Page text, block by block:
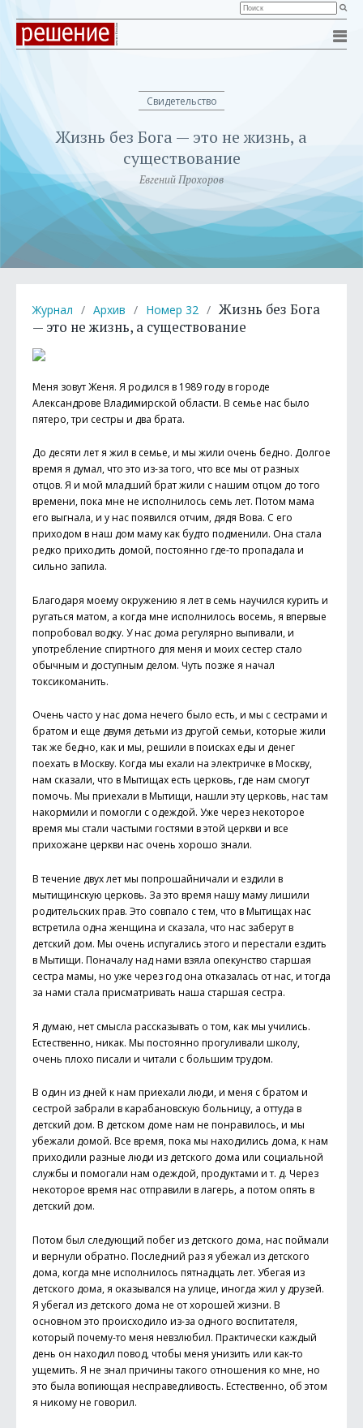
Свидетельство
Жизнь без Бога — это не жизнь, а
существование
Евгений Прохоров
Журнал / Архив / Номер 32 / Жизнь без Бога
— это не жизнь, а существование
Меня зовут Женя. Я родился в 1989 году в городе
Александрове Владимирской области. В семье нас было
пятеро, три сестры и два брата.
До десяти лет я жил в семье, и мы жили очень бедно. Долгое
время я думал, что это из-за того, что все мы от разных
отцов. Я и мой младший брат жили с нашим отцом до того
времени, пока мне не исполнилось семь лет. Потом мама
его выгнала, и у нас появился отчим, дядя Вова. C его
приходом в наш дом маму как будто подменили. Она стала
редко приходить домой, постоянно где-то пропадала и
сильно запила.
Благодаря моему окружению я лет в семь научился курить и
ругаться матом, а когда мне исполнилось восемь, я впервые
попробовал водку. У нас дома регулярно выпивали, и
употребление спиртного для меня и моих сестер стало
обычным и доступным делом. Чуть позже я начал
токсикоманить.
Очень часто у нас дома нечего было есть, и мы с сестрами и
братом и еще двумя детьми из другой семьи, которые жили
так же бедно, как и мы, решили в поисках еды и денег
поехать в Москву. Когда мы ехали на электричке в Москву,
нам сказали, что в Мытищах есть церковь, где нам смогут
помочь. Мы приехали в Мытищи, нашли эту церковь, нас там
накормили и помогли с одеждой. Уже через некоторое
время мы стали частыми гостями в этой церкви и все
прихожане церкви нас очень хорошо знали.
В течение двух лет мы попрошайничали и ездили в
мытищинскую церковь. За это время нашу маму лишили
родительских прав. Это совпало с тем, что в Мытищах нас
встретила одна женщина и сказала, что нас заберут в
детский дом. Мы очень испугались этого и перестали ездить
в Мытищи. Поначалу над нами взяла опекунство старшая
сестра мамы, но уже через год она отказалась от нас, и тогда
за нами стала присматривать наша старшая сестра.
Я думаю, нет смысла рассказывать о том, как мы учились.
Естественно, никак. Мы постоянно прогуливали школу,
очень плохо писали и читали с большим трудом.
В один из дней к нам приехали люди, и меня с братом и
сестрой забрали в карабановскую больницу, а оттуда в
детский дом. В детском доме нам не понравилось, и мы
убежали домой. Все время, пока мы находились дома, к нам
приходили разные люди из детского дома или социальной
службы и помогали нам одеждой, продуктами и т. д. Через
некоторое время нас отправили в лагерь, а потом опять в
детский дом.
Потом был следующий побег из детского дома, нас поймали
и вернули обратно. Последний раз я убежал из детского
дома, когда мне исполнилось пятнадцать лет. Убегая из
детского дома, я оказывался на улице, иногда жил у друзей.
Я убегал из детского дома не от хорошей жизни. В
основном это происходило из-за одного воспитателя,
который почему-то меня невзлюбил. Практически каждый
день он находил повод, чтобы меня унизить или как-то
ущемить. Я не знал причины такого отношения ко мне, но
это была вопиющая несправедливость. Естественно, об этом
я никому не говорил.